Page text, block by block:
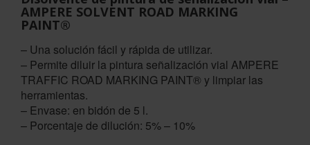
AMPERE SOLVENT ROAD MARKING
PAINT®
– Una solución fácil y rápida de utilizar.
– Permite diluir la pintura señalización vial AMPERE
TRAFFIC ROAD MARKING PAINT® y limpiar las
herramientas.
– Envase: en bidón de 5 l.
– Porcentaje de dilución: 5% – 10%